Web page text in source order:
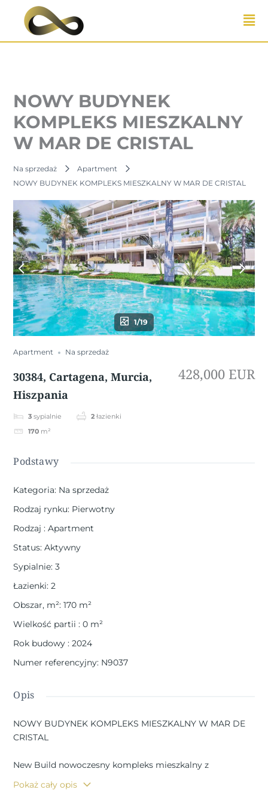
Przejdź
NOWY BUDYNEK
KOMPLEKS MIESZKALNY
W MAR DE CRISTAL
Na sprzedaż
Apartment
NOWY BUDYNEK KOMPLEKS MIESZKALNY W MAR DE CRISTAL
1/19
Apartment Na sprzedaż
30384, Cartagena, Murcia,
Hiszpania
3 sypialnie 2 łazienki
170 m²
428,000 EUR
Podstawy
Kategoria: Na sprzedaż
Rodzaj rynku: Pierwotny
Rodzaj: Apartment
Status: Aktywny
Sypialnie: 3
Łazienki: 2
Obszar, m²: 170 m²
Wielkość partii: 0 m²
Rok budowy: 2024
Numer referencyjny: N9037
Opis
NOWY BUDYNEK KOMPLEKS MIESZKALNY W MAR DE
CRISTAL
New Build nowoczesny kompleks mieszkalny z
promenady i długie piękne piaszczyste plaże Mar de
Pokaż cały opis